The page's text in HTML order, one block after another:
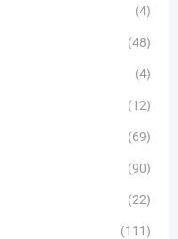
(4)
(48)
(4)
(12)
(69)
(90)
(22)
(111)